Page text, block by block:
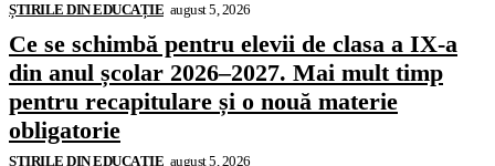
ȘTIRILE DIN EDUCAȚIE august 5, 2026
Ce se schimbă pentru elevii de clasa a IX-a
din anul școlar 2026–2027. Mai mult timp
pentru recapitulare și o nouă materie
obligatorie
ȘTIRILE DIN EDUCAȚIE august 5, 2026